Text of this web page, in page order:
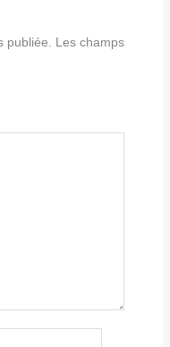
publiée. Les champs